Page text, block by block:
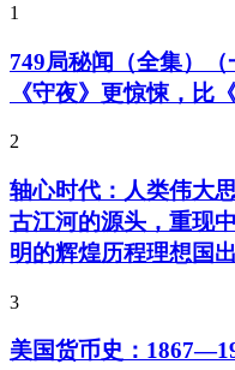
1
749局秘闻（全集）
《守夜》更惊悚，比
2
轴心时代：人类伟大
古江河的源头，重现
明的辉煌历程理想国出
3
美国货币史：